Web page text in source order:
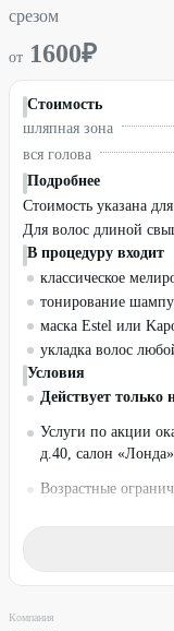
срезом
от 1600₽
Стоимость
шляпная зона
вся голова
Подробнее
Стоимость указана
Для волос длиной
В процедуру входит
классическое
тонирование
маска Estel или
укладка волос
Условия
Действует только
Услуги по акции
д.40, салон
Возрастные
Материалы входят
Услуги по акции
Компания